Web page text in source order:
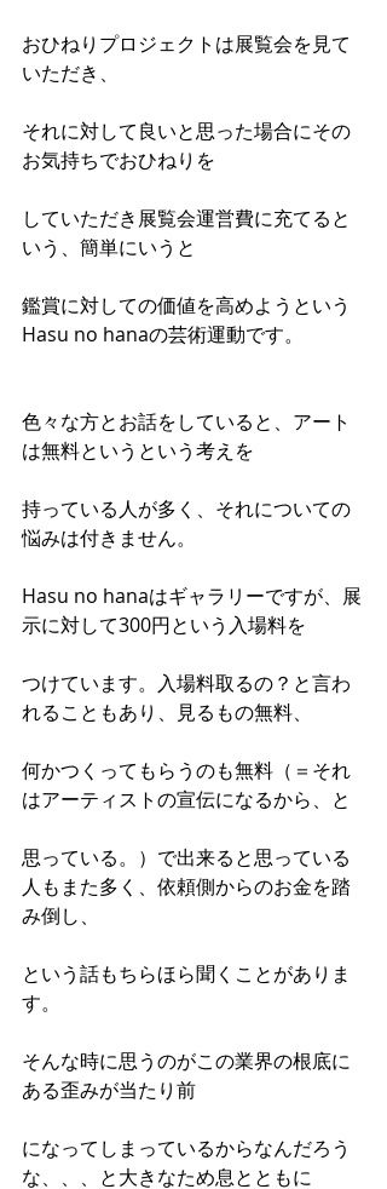
おひねりプロジェクトは展覧会を見て
いただき、
それに対して良いと思った場合にその
お気持ちでおひねりを
していただき展覧会運営費に充てると
いう、簡単にいうと
鑑賞に対しての価値を高めようという
Hasu no hanaの芸術運動です。
色々な方とお話をしていると、アート
は無料というという考えを
持っている人が多く、それについての
悩みは付きません。
Hasu no hanaはギャラリーですが、展
示に対して300円という入場料を
つけています。入場料取るの？と言わ
れることもあり、見るもの無料、
何かつくってもらうのも無料（＝それ
はアーティストの宣伝になるから、と
思っている。）で出来ると思っている
人もまた多く、依頼側からのお金を踏
み倒し、
という話もちらほら聞くことがありま
す。
そんな時に思うのがこの業界の根底に
ある歪みが当たり前
になってしまっているからなんだろう
な、、、と大きなため息とともに